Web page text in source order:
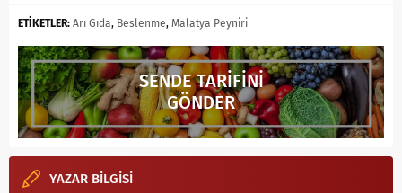
ETİKETLER: Arı Gıda, Beslenme, Malatya Peyniri
SENDE TARİFİNİ
GÖNDER
YAZAR BİLGİSİ